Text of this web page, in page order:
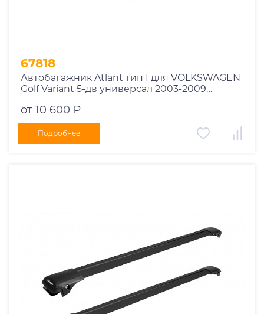
67818
Автобагажник Atlant тип I для VOLKSWAGEN
Golf Variant 5-дв универсал 2003-2009
10002+11114+11118
от 10 600 ₽
Подробнее